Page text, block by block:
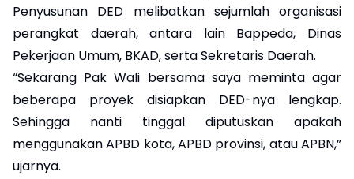
Penyusunan DED melibatkan sejumlah organisasi
perangkat daerah, antara lain Bappeda, Dinas
Pekerjaan Umum, BKAD, serta Sekretaris Daerah.
“Sekarang Pak Wali bersama saya meminta agar
beberapa proyek disiapkan DED-nya lengkap.
Sehingga nanti tinggal diputuskan apakah
menggunakan APBD kota, APBD provinsi, atau APBN,”
ujarnya.